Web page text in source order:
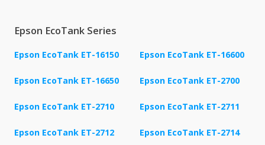
Epson EcoTank Series
Epson EcoTank ET-16150 Epson EcoTank ET-16600
Epson EcoTank ET-16650 Epson EcoTank ET-2700
Epson EcoTank ET-2710 Epson EcoTank ET-2711
Epson EcoTank ET-2712 Epson EcoTank ET-2714